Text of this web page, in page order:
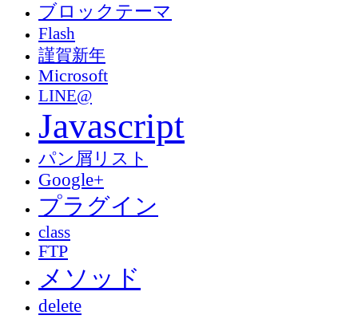
ブロックテーマ
Flash
謹賀新年
Microsoft
LINE@
Javascript
パン屑リスト
Google+
プラグイン
class
FTP
メソッド
delete